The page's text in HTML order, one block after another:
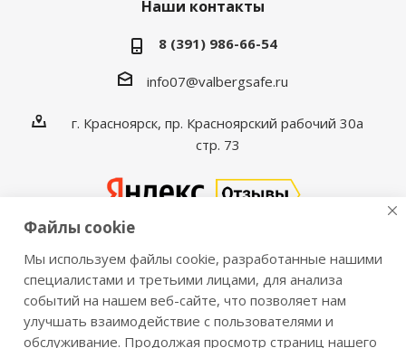
Наши контакты
8 (391) 986-66-54
info07@valbergsafe.ru
г. Красноярск, пр. Красноярский рабочий 30а
стр. 73
2016-2026 © VALBERGSAFE.RU — Интернет-магазин
сейфов Valberg и металлической мебели Практик.
Продажа сейфов для дома и офиса, металлических
шкафов, стеллажей, металлических дверей.
Файлы cookie
Мы используем файлы cookie, разработанные нашими
специалистами и третьими лицами, для анализа
событий на нашем веб-сайте, что позволяет нам
улучшать взаимодействие с пользователями и
обслуживание. Продолжая просмотр страниц нашего